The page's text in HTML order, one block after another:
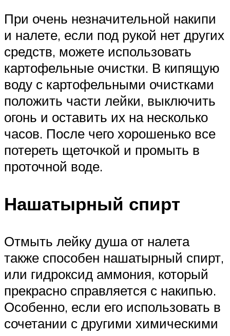
При очень незначительной накипи
и налете, если под рукой нет других
средств, можете использовать
картофельные очистки. В кипящую
воду с картофельными очистками
положить части лейки, выключить
огонь и оставить их на несколько
часов. После чего хорошенько все
потереть щеточкой и промыть в
проточной воде.
Нашатырный спирт
Отмыть лейку душа от налета
также способен нашатырный спирт,
или гидроксид аммония, который
прекрасно справляется с накипью.
Особенно, если его использовать в
сочетании с другими химическими